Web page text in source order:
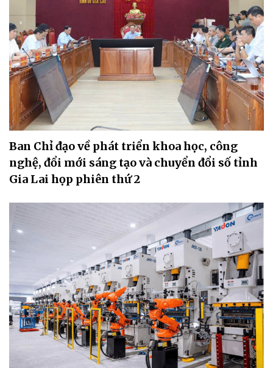
Ban Chỉ đạo về phát triển khoa học, công
nghệ, đổi mới sáng tạo và chuyển đổi số tỉnh
Gia Lai họp phiên thứ 2